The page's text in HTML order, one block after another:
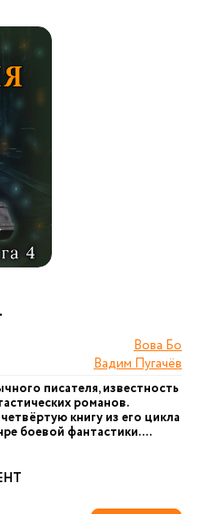
Вова Бо
Вадим Пугачёв
писателя, известность
романов.
книгу из его цикла
боевой фантастики. ...